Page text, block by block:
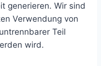
generieren. Wir sind
Verwendung von
Teil
wird.